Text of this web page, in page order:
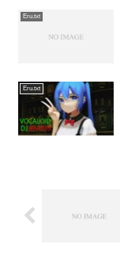
Eru.txt
Eru.txt